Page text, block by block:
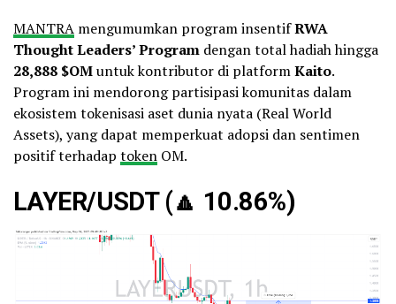
MANTRA mengumumkan program insentifRWA
Thought Leaders’ Program dengan total hadiah hingga
28,888 $OMuntuk kontributor di platformKaito.
Program ini mendorong partisipasi komunitas dalam
ekosistem tokenisasi aset dunia nyata (Real World
Assets), yang dapat memperkuat adopsi dan sentimen
positif terhadap token OM.
LAYER/USDT (🔼 10.86%)